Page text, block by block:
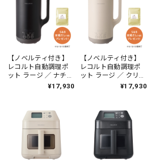
【ノベルティ付き】
レコルト自動調理ポ
ット ラージ ／ ナチュ
ラルブラック RSY-
¥17,930
【ノベルティ付き】
レコルト自動調理ポ
ット ラージ ／ クリー
ムホワイト RSY-3(W)
¥17,930